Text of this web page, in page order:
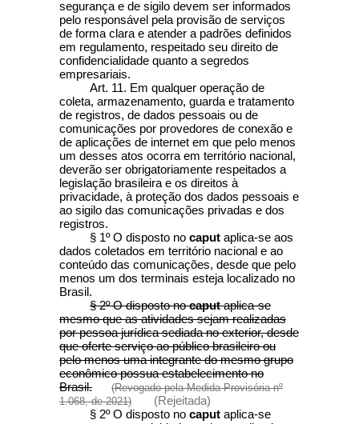
segurança e de sigilo devem ser informados
pelo responsável pela provisão de serviços
de forma clara e atender a padrões definidos
em regulamento, respeitado seu direito de
confidencialidade quanto a segredos
empresariais.
Art. 11. Em qualquer operação de
coleta, armazenamento, guarda e tratamento
de registros, de dados pessoais ou de
comunicações por provedores de conexão e
de aplicações de internet em que pelo menos
um desses atos ocorra em território nacional,
deverão ser obrigatoriamente respeitados a
legislação brasileira e os direitos à
privacidade, à proteção dos dados pessoais e
ao sigilo das comunicações privadas e dos
registros.
§ 1º O disposto no caput aplica-se aos
dados coletados em território nacional e ao
conteúdo das comunicações, desde que pelo
menos um dos terminais esteja localizado no
Brasil.
§ 2º O disposto nocaputaplica-se
mesmo que as atividades sejam realizadas
por pessoa jurídica sediada no exterior, desde
que oferte serviço ao público brasileiro ou
pelo menos uma integrante do mesmo grupo
econômico possua estabelecimento no
Brasil.
(Revogado pela Medida Provisória nº
1.068, de 2021)
(Rejeitada)
§ 2º O disposto no caput aplica-se